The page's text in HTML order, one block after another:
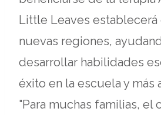
Little Leaves establecerá
nuevas regiones,
desarrollar habilidades
éxito en la escuela y más
"Para muchas familias, el